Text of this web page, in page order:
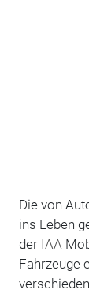
Die von
ins Leben
der IAA
Fahrzeuge